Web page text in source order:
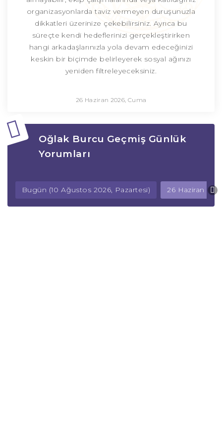
organizasyonlarda taviz vermeyen duruşunuzla
dikkatleri üzerinize çekebilirsiniz. Ayrıca bu
süreçte kendi hedeflerinizi gerçekleştirirken
hangi arkadaşlarınızla yola devam edeceğinizi
keskin bir biçimde belirleyerek sosyal ağınızı
yeniden filtreleyeceksiniz.
26 Haziran 2026, Cuma
Oğlak Burcu Geçmiş Günlük
Yorumları
Bugün (10 Ağustos 2026, Pazartesi) 26 Haziran